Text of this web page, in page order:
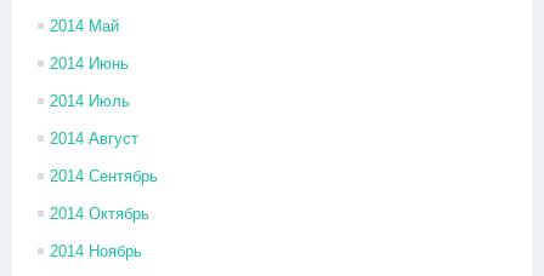
2014 Май
2014 Июнь
2014 Июль
2014 Август
2014 Сентябрь
2014 Октябрь
2014 Ноябрь